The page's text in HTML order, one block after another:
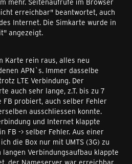
mehr. Seitenaufrufe im Browser
erreichbar" beantwortet, auch
Internet. Die Simkarte wurde in
angezeigt.
Karte rein raus, alles neu
APN`s. Immer dasselbe
LTE Verbindung. Der
auch sehr lange, z.T. bis zu 7
FB probiert, auch selber Fehler
ausschliessen konnte.
und Internet klappte
FB -> selber Fehler. Aus einer
die Box nur mit UMTS (3G) zu
langen Verbindungsaufbau klappte